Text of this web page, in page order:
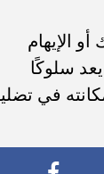
الإيهام
يعد سلوكًا
في